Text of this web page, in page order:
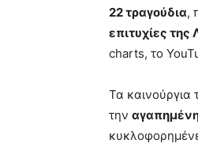
22 τραγούδια,
επιτυχίες
charts, το
Τα καινούργια
την